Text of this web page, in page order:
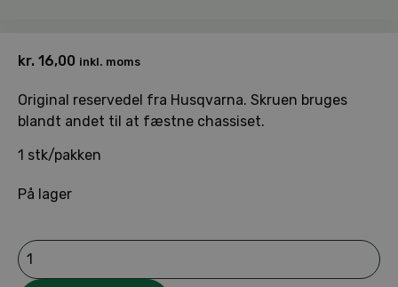
kr. 16,00 inkl. moms
Original reservedel fra Husqvarna. Skruen bruges
blandt andet til at fæstne chassiset.
1 stk/pakken
På lager
Husqvarna
Automower
SKRUE